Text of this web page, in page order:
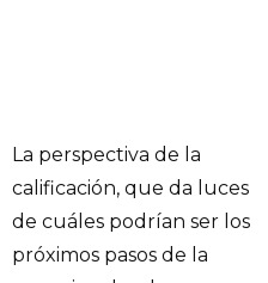
La perspectiva de la
calificación, que da luces
de cuáles podrían ser los
próximos pasos de la